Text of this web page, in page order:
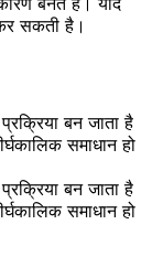
सकती है।
बन जाता है
समाधान हो
बन जाता है
समाधान हो